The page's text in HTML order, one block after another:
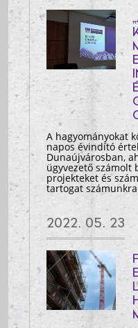
A hagyományokat
napos évindító
Dunaújvárosban,
ügyvezető számolt
projekteket és
tartogat
2022. 05. 23